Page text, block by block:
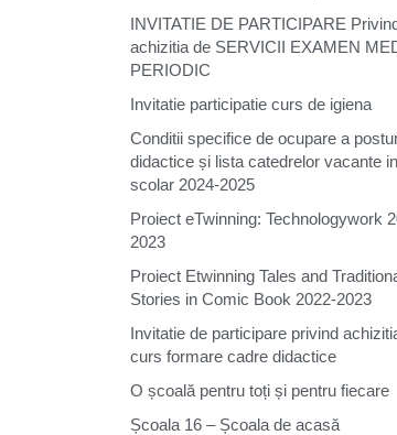
INVITATIE DE PARTICIPARE
achizitia de SERVICII EXAMEN
PERIODIC
Invitatie participatie curs de igiena
Conditii specifice de ocupare a
didactice și lista catedrelor vacante
scolar 2024-2025
Proiect eTwinning: Technologywork
2023
Proiect Etwinning Tales and
Stories in Comic Book 2022-2023
Invitatie de participare privind
curs formare cadre didactice
O școală pentru toți și pentru fiecare
Școala 16 – Școala de acasă